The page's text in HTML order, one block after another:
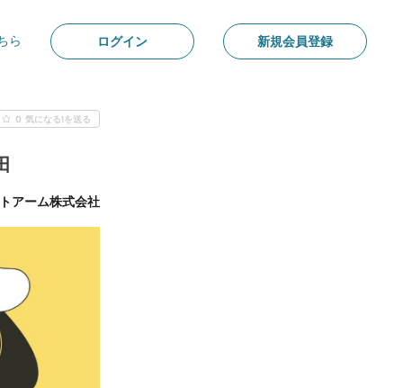
ら ログイン 新規会員登録
0 気になる!を送る
アーム株式会社